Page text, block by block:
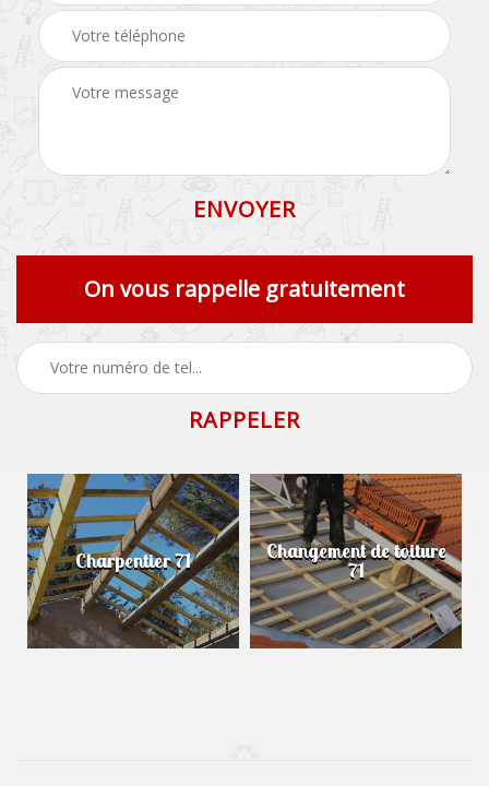
On vous rappelle gratuitement
Charpentier 71 Changement de toiture
71